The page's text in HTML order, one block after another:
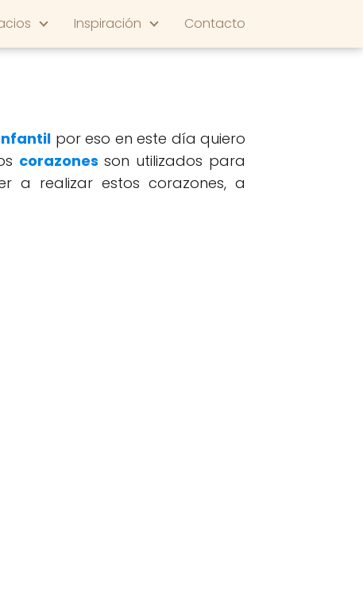
Inspiración Contacto
por eso en este día quiero
corazones son utilizados para
a realizar estos corazones, a